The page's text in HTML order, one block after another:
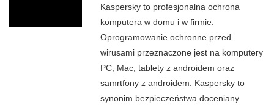
Kaspersky to profesjonalna ochrona
komputera w domu i w firmie.
Oprogramowanie ochronne przed
wirusami przeznaczone jest na komputery
PC, Mac, tablety z androidem oraz
samrtfony z androidem. Kaspersky to
synonim bezpieczeństwa doceniany